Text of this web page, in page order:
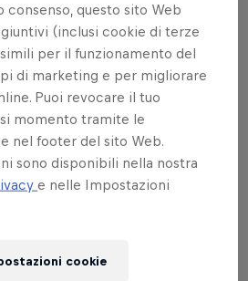
del team Red Bull
capace di sfruttare la pole
durante le qualifiche per
che si è però dovuto
A rendere più
tedesco è statoIl_Niko_90
già in mostra nella prima
per un problema tecnico – e
ha fatto che confermare
“b0x” in almeno un
consenso, questo sito Web
(inclusi cookie di terze
per il funzionamento del
di marketing e per migliorare
Puoi revocare il tuo
momento tramite le
nel footer del sito Web.
sono disponibili nella nostra
e nelle Impostazioni
cookie